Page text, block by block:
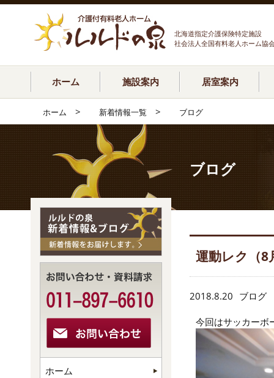
北海道指定介護保険特定施設
社会法人全国有料老人ホーム協
ホーム 施設案内 居室案内
ホーム > 新着情報一覧 > ブログ
ブログ
運動レク（8
2018.8.20 ブログ
今回はサッカーボ
ホーム